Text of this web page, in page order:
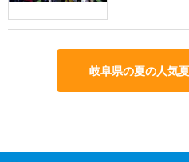
岐阜県の夏の人気